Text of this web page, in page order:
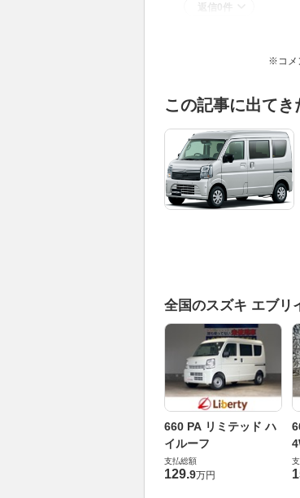
返信0件
※コメ
この記事に出てき
全国のスズキ エブリ
660 PA リミテッド ハ
イルーフ
支払総額
129.9万円